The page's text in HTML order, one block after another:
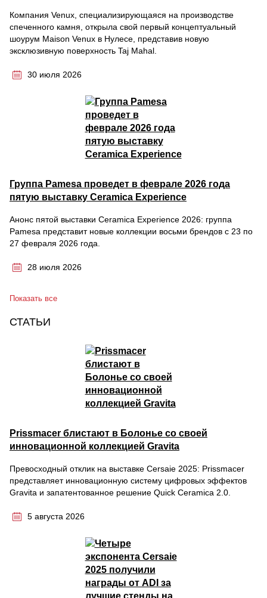
Компания Venux, специализирующаяся на производстве
спеченного камня, открыла свой первый концептуальный
шоурум Maison Venux в Нулесе, представив новую
эксклюзивную поверхность Taj Mahal.
30 июля 2026
Группа Pamesa проведет в феврале 2026 года
пятую выставку Ceramica Experience
Анонс пятой выставки Ceramica Experience 2026: группа
Pamesa представит новые коллекции восьми брендов с 23 по
27 февраля 2026 года.
28 июля 2026
Показать все
СТАТЬИ
Prissmacer блистают в Болонье со своей
инновационной коллекцией Gravita
Превосходный отклик на выставке Cersaie 2025: Prissmacer
представляет инновационную систему цифровых эффектов
Gravita и запатентованное решение Quick Ceramica 2.0.
5 августа 2026